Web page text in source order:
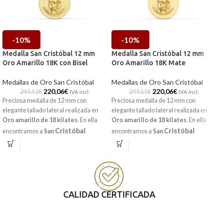
-10%
Medalla San Cristóbal 12 mm
Oro Amarillo 18K con Bisel
Medallas de Oro San Cristóbal
244,51€ 220,06€ IVA incl.
Preciosa medalla de 12 mm con
elegante tallado lateral realizada en
Oro amarillo de 18 kilates. En ella
encontramos a San Cristóbal
ayudando a cruzar a un crío sobre sus
Acabado en terminación brillo y
en nuestras tiendas de
-10%
Medalla San Cristóbal 12 mm
Oro Amarillo 18K Mate
Medallas de Oro San Cristóbal
244,51€ 220,06€ IVA incl.
Preciosa medalla de 12 mm con
elegante tallado lateral realizada en
Oro amarillo de 18 kilates. En ella
encontramos a San Cristóbal
cruzando con un crío sobre sus
enteraría de que ese crío era
Acompañada por una original
terminación mate en toda su pieza.
Recógelaen nuestras tiendas de
CALIDAD CERTIFICADA